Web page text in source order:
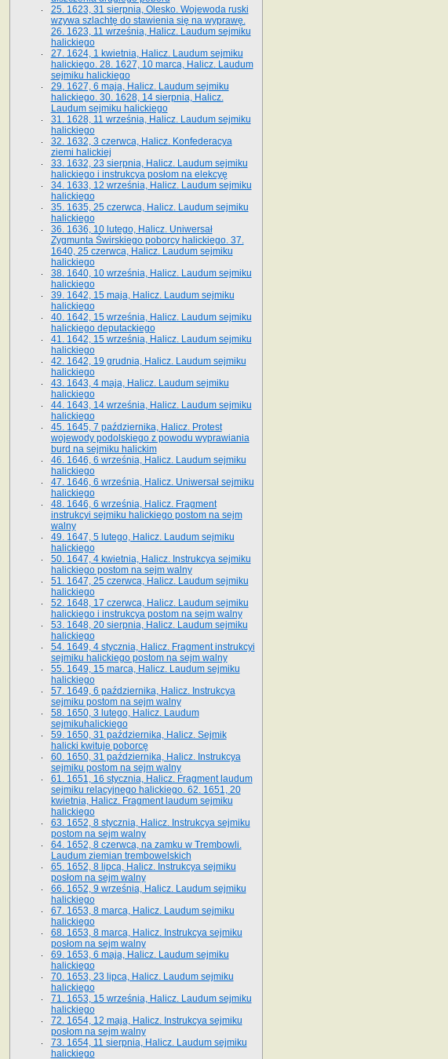
25. 1623, 31 sierpnia, Olesko. Wojewoda ruski
wzywa szlachtę do stawienia się na wyprawę.
26. 1623, 11 września, Halicz. Laudum sejmiku
halickiego
27. 1624, 1 kwietnia, Halicz. Laudum sejmiku
halickiego. 28. 1627, 10 marca, Halicz. Laudum
sejmiku halickiego
29. 1627, 6 maja, Halicz. Laudum sejmiku
halickiego. 30. 1628, 14 sierpnia, Halicz.
Laudum sejmiku halickiego
31. 1628, 11 września, Halicz. Laudum sejmiku
halickiego
32. 1632, 3 czerwca, Halicz. Konfederacya
ziemi halickiej
33. 1632, 23 sierpnia, Halicz. Laudum sejmiku
halickiego i instrukcya posłom na elekcyę
34. 1633, 12 września, Halicz. Laudum sejmiku
halickiego
35. 1635, 25 czerwca, Halicz. Laudum sejmiku
halickiego
36. 1636, 10 lutego, Halicz. Uniwersał
Zygmunta Świrskiego poborcy halickiego. 37.
1640, 25 czerwca, Halicz. Laudum sejmiku
halickiego
38. 1640, 10 września, Halicz. Laudum sejmiku
halickiego
39. 1642, 15 maja, Halicz. Laudum sejmiku
halickiego
40. 1642, 15 września, Halicz. Laudum sejmiku
halickiego deputackiego
41. 1642, 15 września, Halicz. Laudum sejmiku
halickiego
42. 1642, 19 grudnia, Halicz. Laudum sejmiku
halickiego
43. 1643, 4 maja, Halicz. Laudum sejmiku
halickiego
44. 1643, 14 września, Halicz. Laudum sejmiku
halickiego
45. 1645, 7 października, Halicz. Protest
wojewody podolskiego z powodu wyprawiania
burd na sejmiku halickim
46. 1646, 6 września, Halicz. Laudum sejmiku
halickiego
47. 1646, 6 września, Halicz. Uniwersał sejmiku
halickiego
48. 1646, 6 września, Halicz. Fragment
instrukcyi sejmiku halickiego postom na sejm
walny
49. 1647, 5 lutego, Halicz. Laudum sejmiku
halickiego
50. 1647, 4 kwietnia, Halicz. Instrukcya sejmiku
halickiego postom na sejm walny
51. 1647, 25 czerwca, Halicz. Laudum sejmiku
halickiego
52. 1648, 17 czerwca, Halicz. Laudum sejmiku
halickiego i instrukcya postom na sejm walny
53. 1648, 20 sierpnia, Halicz. Laudum sejmiku
halickiego
54. 1649, 4 stycznia, Halicz. Fragment instrukcyi
sejmiku halickiego postom na sejm walny
55. 1649, 15 marca, Halicz. Laudum sejmiku
halickiego
57. 1649, 6 października, Halicz. Instrukcya
sejmiku postom na sejm walny
58. 1650, 3 lutego, Halicz. Laudum
sejmikuhalickiego
59. 1650, 31 października, Halicz. Sejmik
halicki kwituje poborcę
60. 1650, 31 października, Halicz. Instrukcya
sejmiku postom na sejm walny
61. 1651, 16 stycznia, Halicz. Fragment laudum
sejmiku relacyjnego halickiego. 62. 1651, 20
kwietnia, Halicz. Fragment laudum sejmiku
halickiego
63. 1652, 8 stycznia, Halicz. Instrukcya sejmiku
postom na sejm walny
64. 1652, 8 czerwca, na zamku w Trembowli.
Laudum ziemian trembowelskich
65. 1652, 8 lipca, Halicz. Instrukcya sejmiku
posłom na sejm walny
66. 1652, 9 września, Halicz. Laudum sejmiku
halickiego
67. 1653, 8 marca, Halicz. Laudum sejmiku
halickiego
68. 1653, 8 marca, Halicz. Instrukcya sejmiku
posłom na sejm walny
69. 1653, 6 maja, Halicz. Laudum sejmiku
halickiego
70. 1653, 23 lipca, Halicz. Laudum sejmiku
halickiego
71. 1653, 15 września, Halicz. Laudum sejmiku
halickiego
72. 1654, 12 maja, Halicz. Instrukcya sejmiku
posłom na sejm walny
73. 1654, 11 sierpnia, Halicz. Laudum sejmiku
halickiego